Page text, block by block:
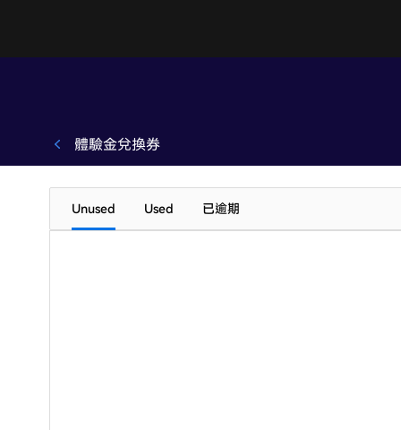
體驗金兌換券
Unused Used 已逾期